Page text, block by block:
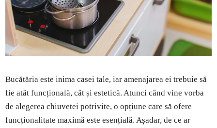
Bucătăria este inima casei tale, iar amenajarea ei trebuie să
fie atât funcțională, cât și estetică. Atunci când vine vorba
de alegerea chiuvetei potrivite, o opțiune care să ofere
funcționalitate maximă este esențială. Așadar, de ce ar